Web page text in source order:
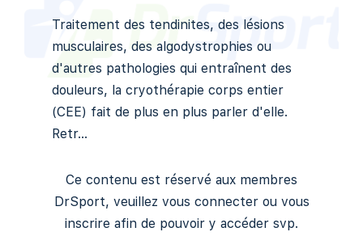
Traitement des tendinites, des lésions
musculaires, des algodystrophies ou
d'autres pathologies qui entraînent des
douleurs, la cryothérapie corps entier
(CEE) fait de plus en plus parler d'elle.
Retr...
Ce contenu est réservé aux membres
DrSport, veuillez vous connecter ou vous
inscrire afin de pouvoir y accéder svp.